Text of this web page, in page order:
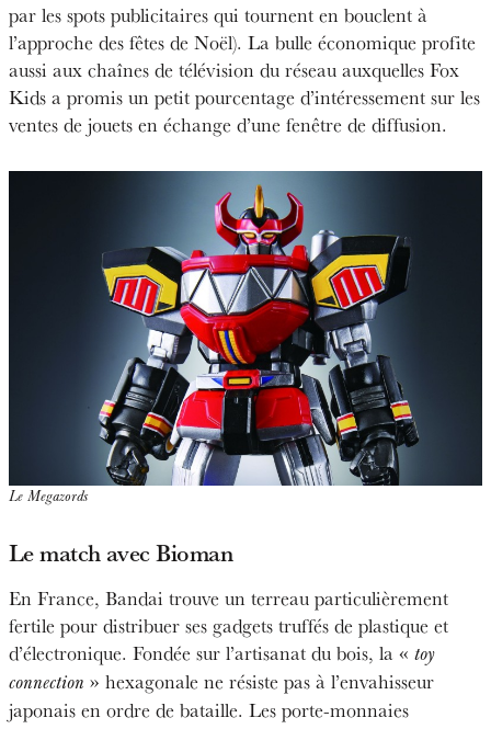
par les spots publicitaires qui tournent en bouclent à
l’approche des fêtes de Noël). La bulle économique profite
aussi aux chaînes de télévision du réseau auxquelles Fox
Kids a promis un petit pourcentage d’intéressement sur les
ventes de jouets en échange d’une fenêtre de diffusion.
Le Megazords
Le match avec Bioman
En France, Bandai trouve un terreau particulièrement
fertile pour distribuer ses gadgets truffés de plastique et
d’électronique. Fondée sur l’artisanat du bois, la « toy
connection » hexagonale ne résiste pas à l’envahisseur
japonais en ordre de bataille. Les porte-monnaies